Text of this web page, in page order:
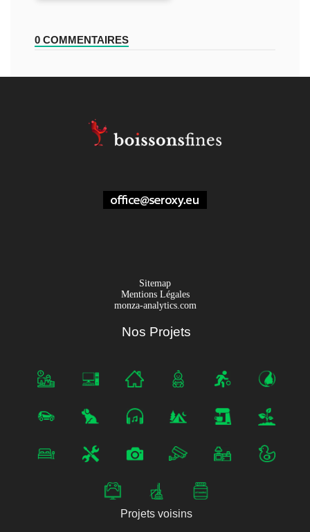
0 COMMENTAIRES
Sitemap
Mentions Légales
monza-analytics.com
Nos Projets
Projets voisins